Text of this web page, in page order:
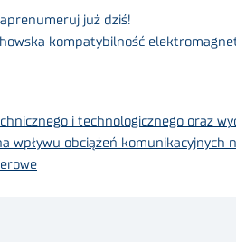
już dziś!
kompatybilność
i technologicznego oraz
wpływu obciążeń